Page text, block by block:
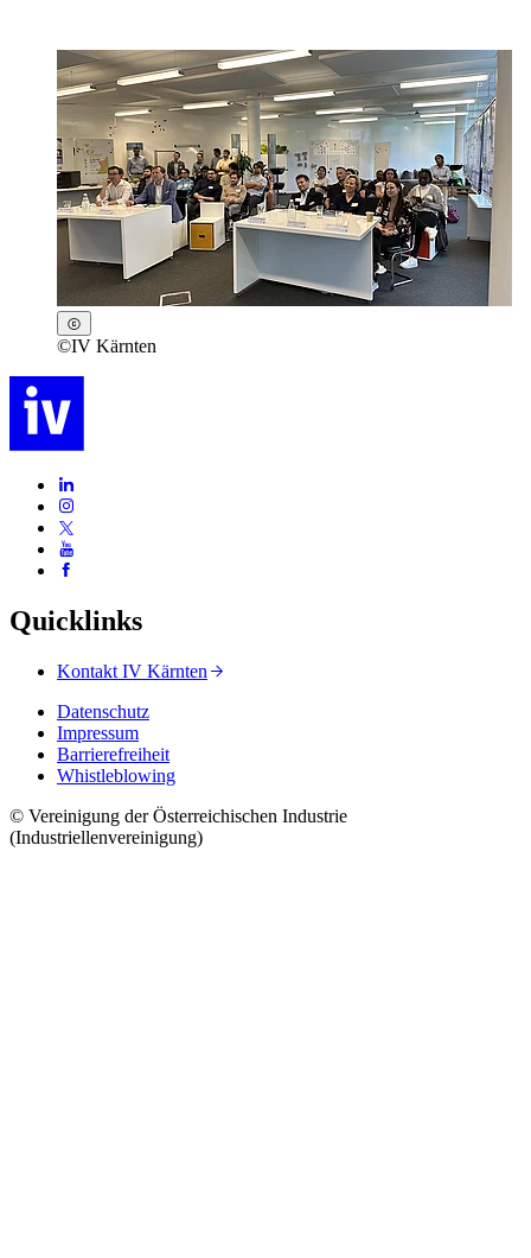
©IV Kärnten
Quicklinks
Kontakt IV Kärnten
Datenschutz
Impressum
Barrierefreiheit
Whistleblowing
© Vereinigung der Österreichischen Industrie
(Industriellenvereinigung)